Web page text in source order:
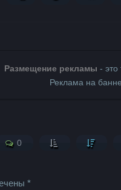
Размещение рекламы - это
Реклама на
0
*